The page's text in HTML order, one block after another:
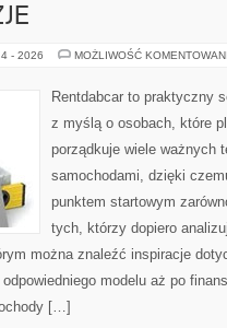
- 2026 MOŻLIWOŚĆ
Rentdabcar to praktyczny
z myślą o osobach, które
porządkuje wiele ważnych
samochodami, dzięki
punktem startowym
tych, którzy dopiero
można znaleźć inspiracje
modelu aż po
[…]